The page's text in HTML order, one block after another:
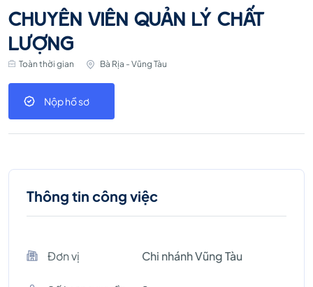
CHUYÊN VIÊN QUẢN LÝ CHẤT
LƯỢNG
Toàn thời gian Bà Rịa - Vũng Tàu
Nộp hồ sơ
Thông tin công việc
Đơn vị Chi nhánh Vũng Tàu